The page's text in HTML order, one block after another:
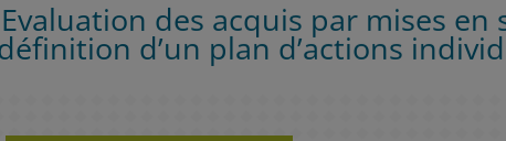
des acquis par mises en
d’un plan d’actions